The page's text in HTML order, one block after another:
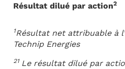
Résultat dilué par action2
1Résultat net attribuable à
Technip Energies
21 Le résultat dilué par